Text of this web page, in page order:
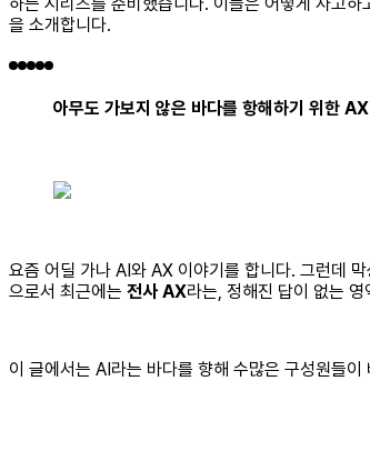
을 소개합니다.
아무도 가보지 않은 바다를 항해하기 위한
요즘 어딜 가나 AI와 AX 이야기를 합니다. 그런데
으로서 최근에는 전사 AX라는, 정해진 답이 없는
이 글에서는 AI라는 바다를 향해 수많은 구성원들